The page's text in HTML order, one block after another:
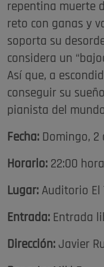
repentina muerte
reto con ganas y
soporta su
considera un
Así que, a
conseguir su
pianista del
Fecha: Domingo,
Horario: 22:00
Lugar: Auditorio El
Entrada: Entrada
Dirección: Javier